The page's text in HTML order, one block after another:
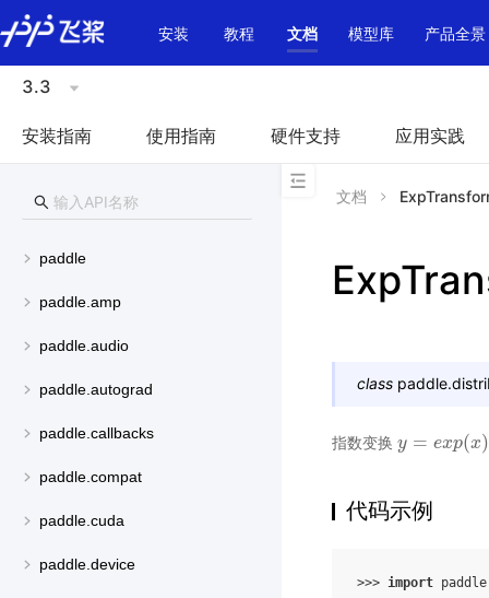
\u200E
安装
教程 文档 模型库 产品全景
3.3
安装指南 使用指南 硬件支持 应用实践
paddle
paddle.amp
paddle.audio
paddle.autograd
paddle.callbacks
paddle.compat
paddle.cuda
paddle.device
文档
class
指数变换 y = exp(x)
y=ex p(x)
代码示例
>>> import paddle